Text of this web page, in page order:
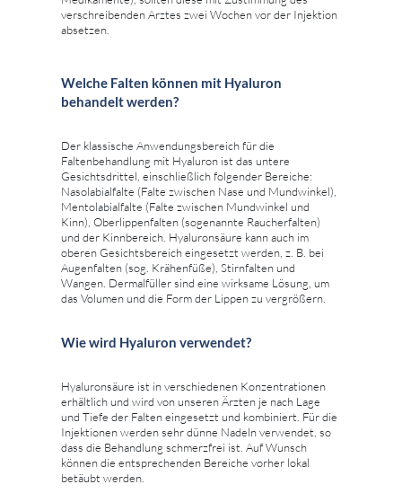
verschreibenden Arztes zwei Wochen vor der Injektion
absetzen.
Welche Falten können mit Hyaluron
behandelt werden?
Der klassische Anwendungsbereich für die
Faltenbehandlung mit Hyaluron ist das untere
Gesichtsdrittel, einschließlich folgender Bereiche:
Nasolabialfalte (Falte zwischen Nase und Mundwinkel),
Mentolabialfalte (Falte zwischen Mundwinkel und
Kinn), Oberlippenfalten (sogenannte Raucherfalten)
und der Kinnbereich. Hyaluronsäure kann auch im
oberen Gesichtsbereich eingesetzt werden, z. B. bei
Augenfalten (sog. Krähenfüße), Stirnfalten und
Wangen. Dermalfüller sind eine wirksame Lösung, um
das Volumen und die Form der Lippen zu vergrößern.
Wie wird Hyaluron verwendet?
Hyaluronsäure ist in verschiedenen Konzentrationen
erhältlich und wird von unseren Ärzten je nach Lage
und Tiefe der Falten eingesetzt und kombiniert. Für die
Injektionen werden sehr dünne Nadeln verwendet, so
dass die Behandlung schmerzfrei ist. Auf Wunsch
können die entsprechenden Bereiche vorher lokal
betäubt werden.